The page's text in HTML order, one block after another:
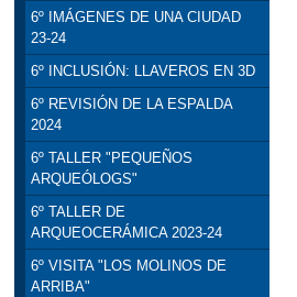
6º IMÁGENES DE UNA CIUDAD
23-24
6º INCLUSIÓN: LLAVEROS EN 3D
6º REVISIÓN DE LA ESPALDA
2024
6º TALLER "PEQUEÑOS
ARQUEÓLOGS"
6º TALLER DE
ARQUEOCERÁMICA 2023-24
6º VISITA "LOS MOLINOS DE
ARRIBA"